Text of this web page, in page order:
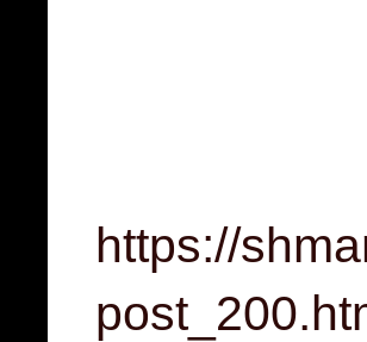
https://